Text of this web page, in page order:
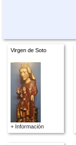
Virgen de Soto
+ Información